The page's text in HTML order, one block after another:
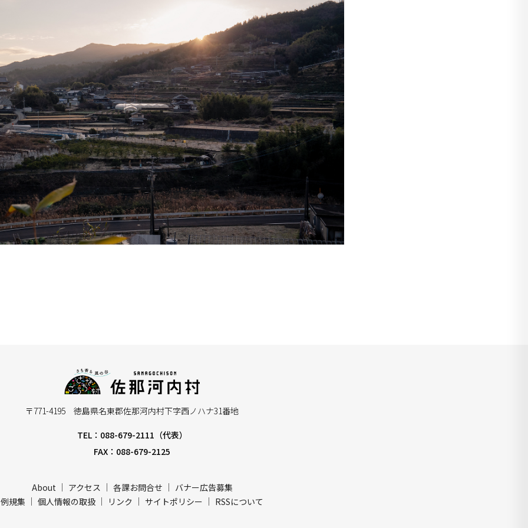
〒771-4195 徳島県名東郡佐那河内村下字西ノハナ31番地
TEL：088-679-2111（代表）
FAX：088-679-2125
About アクセス 各課お問合せ
バナー広告募集
例規集
個人情報の取扱 リンク サイトポリシー RSSについて